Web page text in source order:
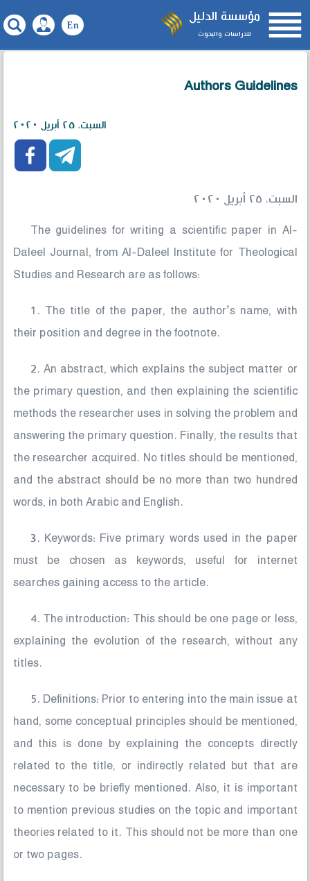
مؤسسة الدليل
للدراسات والبحوث 
Authors Guidelines
السبت، ٢٥ أبريل ٢٠٢٠
 
السبت، ٢٥ أبريل ٢٠٢٠
The guidelines for writing a scientific paper in Al-
Daleel Journal, from Al-Daleel Institute for Theological
Studies and Research are as follows:
1. The title of the paper, the author’s name, with
their position and degree in the footnote.
2. An abstract, which explains the subject matter or
the primary question, and then explaining the scientific
methods the researcher uses in solving the problem and
answering the primary question. Finally, the results that
the researcher acquired. No titles should be mentioned,
and the abstract should be no more than two hundred
words, in both Arabic and English.
3. Keywords: Five primary words used in the paper
must be chosen as keywords, useful for internet
searches gaining access to the article.
4. The introduction: This should be one page or less,
explaining the evolution of the research, without any
titles.
5. Definitions: Prior to entering into the main issue at
hand, some conceptual principles should be mentioned,
and this is done by explaining the concepts directly
related to the title, or indirectly related but that are
necessary to be briefly mentioned. Also, it is important
to mention previous studies on the topic and important
theories related to it. This should not be more than one
or two pages.